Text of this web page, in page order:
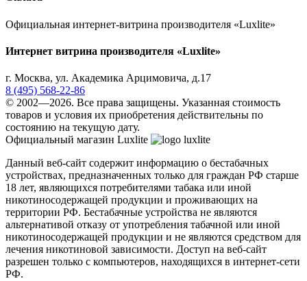
Официальная интернет-витрина производителя «Luxlite»
Интернет витрина производителя «Luxlite»
г. Москва, ул. Академика Арцимовича, д.17
8 (495) 568-22-86
© 2002—2026. Все права защищены. Указанная стоимость
товаров и условия их приобретения действительны по
состоянию на текущую дату.
Официальный магазин Luxlite
Данный веб-сайт содержит информацию о бестабачных
устройствах, предназначенных только для граждан РФ старше
18 лет, являющихся потребителями табака или иной
никотиносодержащей продукции и проживающих на
территории РФ. Бестабачные устройства не являются
альтернативой отказу от употребления табачной или иной
никотиносодержащей продукции и не являются средством для
лечения никотиновой зависимости. Доступ на веб-сайт
разрешен только с компьютеров, находящихся в интернет-сети
РФ.